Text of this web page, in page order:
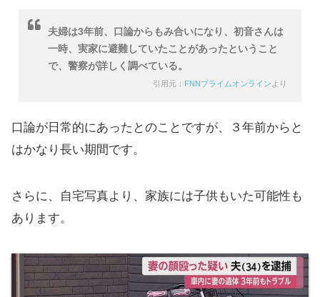
夫婦は3年前、口論からもみ合いになり、初音さんは
一時、実家に避難していたことがあったということ
で、警察が詳しく調べている。
引用元： FNNプライムオンライン より
口論が日常的にあったとのことですが、３年前からと
はかなり長い期間です。
さらに、自宅写真より、家族には子供もいた可能性も
あります。